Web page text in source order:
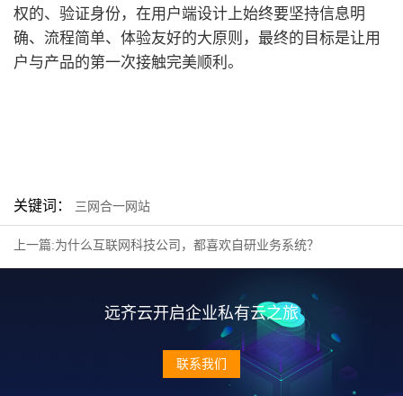
权的、验证身份，在用户端设计上始终要坚持信息明
确、流程简单、体验友好的大原则，最终的目标是让用
户与产品的第一次接触完美顺利。
关键词： 三网合一网站
上一篇:为什么互联网科技公司，都喜欢自研业务系统？
远齐云开启企业私有云之旅
联系我们